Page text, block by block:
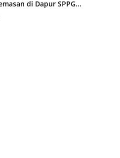
di Dapur SPPG...